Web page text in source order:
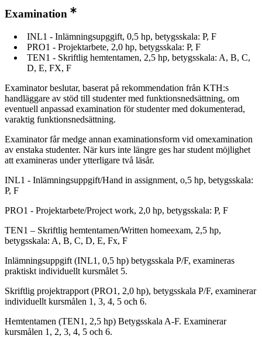
Examination
INL1 - Inlämningsupggift, 0,5 hp, betygsskala: P, F
PRO1 - Projektarbete, 2,0 hp, betygsskala: P, F
TEN1 - Skriftlig hemtentamen, 2,5 hp, betygsskala: A, B, C,
D, E, FX, F
Examinator beslutar, baserat på rekommendation från KTH:s
handläggare av stöd till studenter med funktionsnedsättning, om
eventuell anpassad examination för studenter med dokumenterad,
varaktig funktionsnedsättning.
Examinator får medge annan examinationsform vid omexamination
av enstaka studenter. När kurs inte längre ges har student möjlighet
att examineras under ytterligare två läsår.
INL1 - Inlämningsuppgift/Hand in assignment, o,5 hp, betygsskala:
P, F
PRO1 - Projektarbete/Project work, 2,0 hp, betygsskala: P, F
TEN1 – Skriftlig hemtentamen/Written homeexam, 2,5 hp,
betygsskala: A, B, C, D, E, Fx, F
Inlämningsuppgift (INL1, 0,5 hp) betygsskala P/F, examineras
praktiskt individuellt kursmålet 5.
Skriftlig projektrapport (PRO1, 2,0 hp), betygsskala P/F, examinerar
individuellt kursmålen 1, 3, 4, 5 och 6.
Hemtentamen (TEN1, 2,5 hp) Betygsskala A-F. Examinerar
kursmålen 1, 2, 3, 4, 5 och 6.